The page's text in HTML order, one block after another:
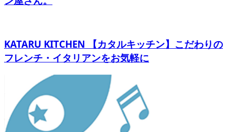
KATARU KITCHEN 【カタルキッチン】こだわりの
フレンチ・イタリアンをお気軽に